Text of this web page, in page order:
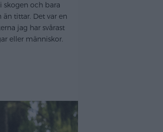
skogen och bara
tittar. Det var en
jag har svårast
eller människor.